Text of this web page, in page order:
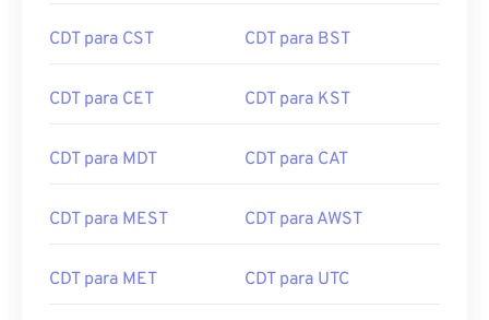
CDT para CST CDT para BST
CDT para CET CDT para KST
CDT para MDT CDT para CAT
CDT para MEST CDT para AWST
CDT para MET CDT para UTC